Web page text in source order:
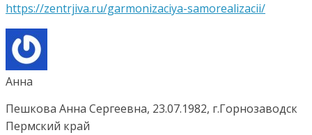
https://zentrjiva.ru/garmonizaciya-samorealizacii/
Анна
Пешкова Анна Сергеевна, 23.07.1982, г.Горнозаводск
Пермский край